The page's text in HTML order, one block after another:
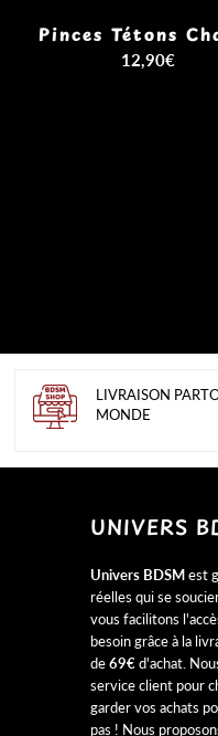
Pinces Tétons
12,90€
LIVRAISON
MONDE
UNIVERS
Univers BDSMest
réelles qui se
vous facilitons
besoin grâce à la
de69€d'achat.
service client pour
garder vos achats
pas ! Nous